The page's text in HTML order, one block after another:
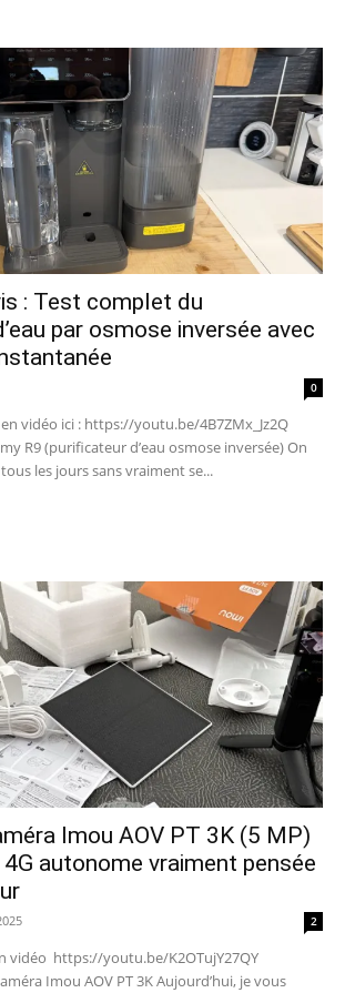
: Test complet du
par osmose inversée avec
0
vidéo ici : https://youtu.be/4B7ZMx_Jz2Q
R9 (purificateur d’eau osmose inversée) On
les jours sans vraiment se...
Imou AOV PT 3K (5 MP)
autonome vraiment pensée
2
vidéo https://youtu.be/K2OTujY27QY
Imou AOV PT 3K Aujourd’hui, je vous